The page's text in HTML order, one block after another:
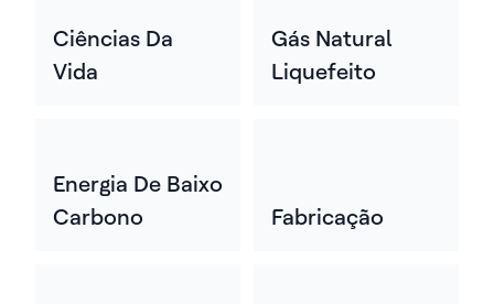
Ciências Da
Vida
Gás Natural
Liquefeito
Energia De Baixo
Carbono
Fabricação